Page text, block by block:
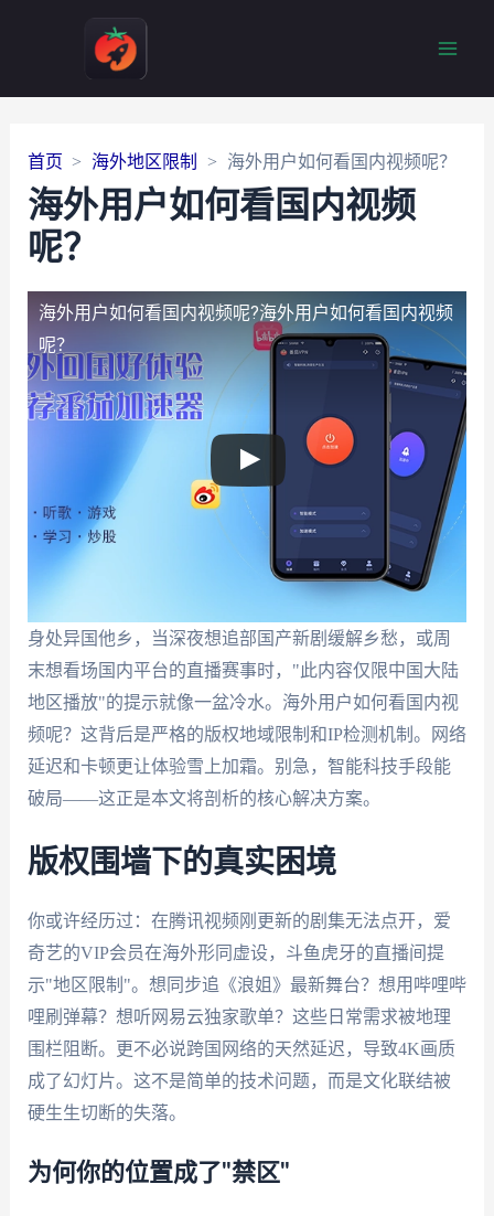
首页 海外地区限制 海外用户如何看国内视频呢？
海外用户如何看国内视频
呢？
海外用户如何看国内视频呢?海外用户如何看国内视频
呢？
身处异国他乡，当深夜想追部国产新剧缓解乡愁，或周
末想看场国内平台的直播赛事时，"此内容仅限中国大陆
地区播放"的提示就像一盆冷水。海外用户如何看国内视
频呢？这背后是严格的版权地域限制和IP检测机制。网络
延迟和卡顿更让体验雪上加霜。别急，智能科技手段能
破局——这正是本文将剖析的核心解决方案。
版权围墙下的真实困境
你或许经历过：在腾讯视频刚更新的剧集无法点开，爱
奇艺的VIP会员在海外形同虚设，斗鱼虎牙的直播间提
示"地区限制"。想同步追《浪姐》最新舞台？想用哔哩哔
哩刷弹幕？想听网易云独家歌单？这些日常需求被地理
围栏阻断。更不必说跨国网络的天然延迟，导致4K画质
成了幻灯片。这不是简单的技术问题，而是文化联结被
硬生生切断的失落。
为何你的位置成了"禁区"